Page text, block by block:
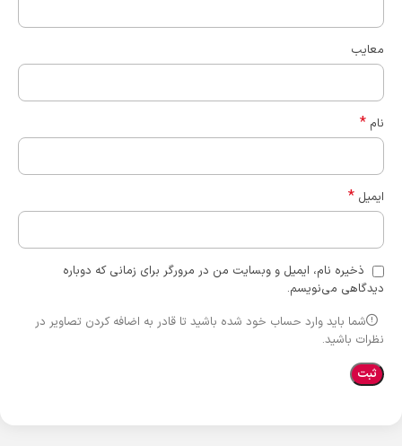
معایب
نام *
ایمیل *
ذخیره نام، ایمیل و وبسایت من در مرورگر برای زمانی که دوباره
دیدگاهی می‌نویسم.
شما باید وارد حساب خود شده باشید تا قادر به اضافه کردن تصاویر در
نظرات باشید.